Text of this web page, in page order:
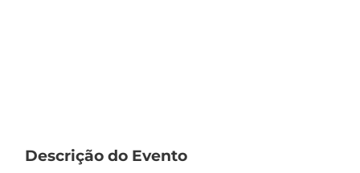
Descrição do Evento